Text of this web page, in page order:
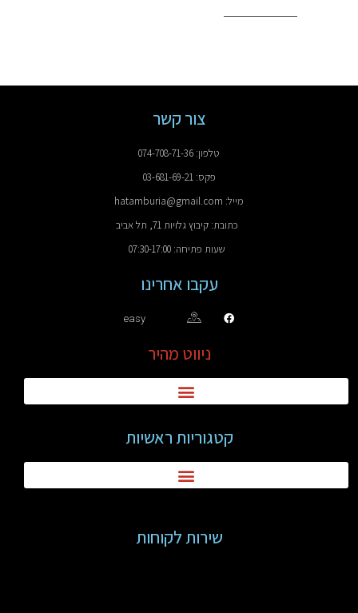
צור קשר
טלפון: 074-708-71-36
פקס: 03-681-69-21
מייל: hatamburia@gmail.com
כתובת: קיבוץ גלויות 71, תל אביב
שעות פתיחה: 07:30-17:00
עקבו אחרינו
easy
ניווט מהיר
קטגוריות ראשיות
שירות לקוחות